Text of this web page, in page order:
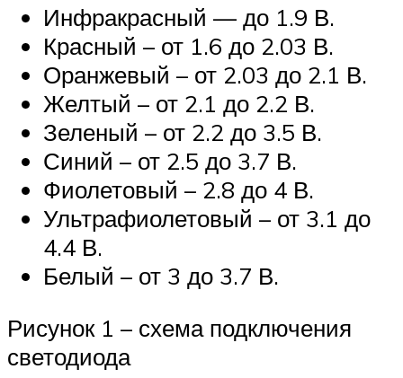
Инфракрасный — до 1.9 В.
Красный – от 1.6 до 2.03 В.
Оранжевый – от 2.03 до 2.1 В.
Желтый – от 2.1 до 2.2 В.
Зеленый – от 2.2 до 3.5 В.
Синий – от 2.5 до 3.7 В.
Фиолетовый – 2.8 до 4 В.
Ультрафиолетовый – от 3.1 до
4.4 В.
Белый – от 3 до 3.7 В.
Рисунок 1 – схема подключения
светодиода